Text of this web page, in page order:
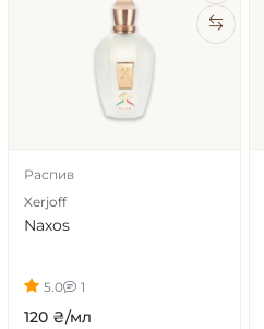
Распив
Xerjoff
Naxos
5.0 1
120 ₴/мл